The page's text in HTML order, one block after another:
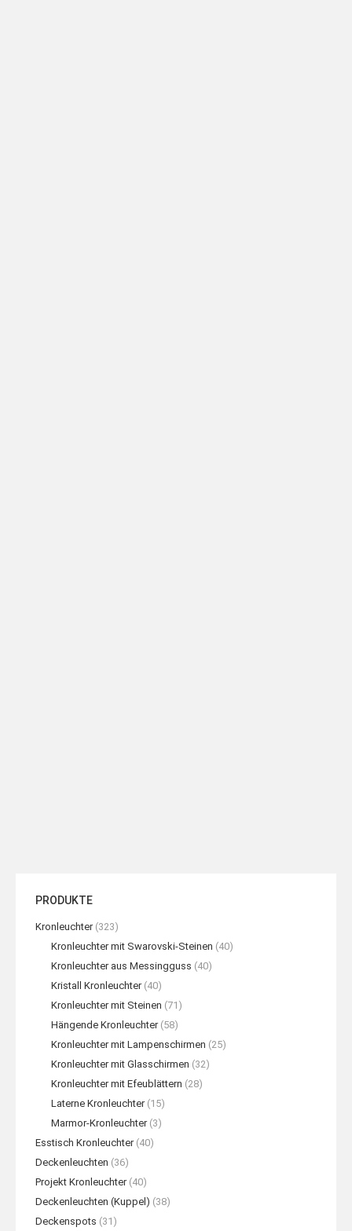
PRODUKTE
Kronleuchter (323)
Kronleuchter mit Swarovski-Steinen (40)
Kronleuchter aus Messingguss (40)
Kristall Kronleuchter (40)
Kronleuchter mit Steinen (71)
Hängende Kronleuchter (58)
Kronleuchter mit Lampenschirmen (25)
Kronleuchter mit Glasschirmen (32)
Kronleuchter mit Efeublättern (28)
Laterne Kronleuchter (15)
Marmor-Kronleuchter (3)
Esstisch Kronleuchter (40)
Deckenleuchten (36)
Projekt Kronleuchter (40)
Deckenleuchten (Kuppel) (38)
Deckenspots (31)